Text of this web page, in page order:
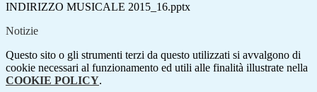
INDIRIZZO MUSICALE 2015_16.pptx
Notizie
Questo sito o gli strumenti terzi da questo utilizzati si avvalgono di
cookie necessari al funzionamento ed utili alle finalità illustrate nella
COOKIE POLICY.